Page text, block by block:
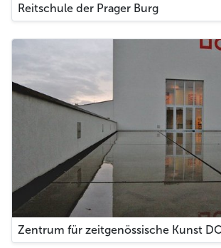
Reitschule der Prager Burg
Zentrum für zeitgenössische Kunst